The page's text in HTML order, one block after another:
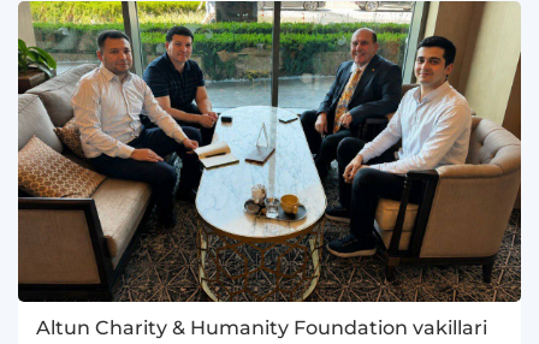
Altun Charity & Humanity Foundation vakillari